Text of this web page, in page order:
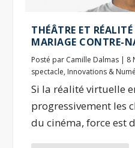
THÉÂTRE ET
MARIAGE CONTRE-
Posté par Camille Dalmas | 8
spectacle, Innovations &
Si la réalité virtuelle
progressivement les
du cinéma, force est